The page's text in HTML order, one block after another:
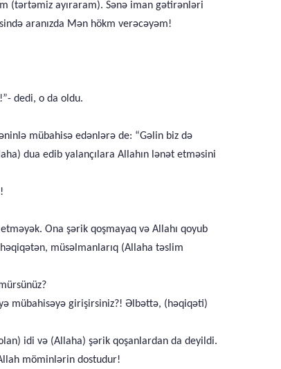
(tərtəmiz ayıraram). Sənə iman gətirənləri
aranızda Mən hökm verəcəyəm!
dedi, o da oldu.
mübahisə edənlərə de: “Gəlin biz də
dua edib yalançılara Allahın lənət etməsini
Ona şərik qoşmayaq və Allahı qoyub
müsəlmanlarıq (Allaha təslim
mübahisəyə girişirsiniz?! Əlbəttə, (həqiqəti)
idi və (Allaha) şərik qoşanlardan da deyildi.
möminlərin dostudur!